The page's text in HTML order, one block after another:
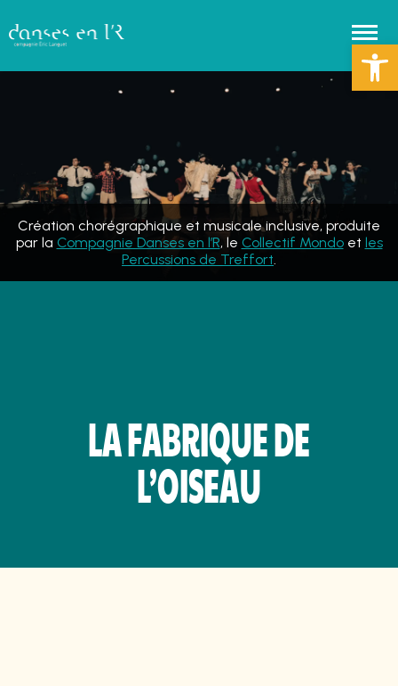
Ouvrir
Création chorégraphique et musicale inclusive, produite
par la Compagnie Danses en l’R, le Collectif Mondoet les
Percussions de Treffort.
LA FABRIQUE DE
L’OISEAU